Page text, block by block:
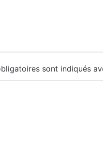
sont indiqués